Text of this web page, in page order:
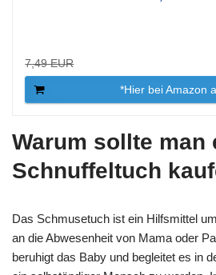
7,49 EUR
*Hier bei Amazon
Warum sollte man
Schnuffeltuch
Das Schmusetuch ist ein Hilfsmittel
an die Abwesenheit von Mama oder
beruhigt das Baby und begleitet es in